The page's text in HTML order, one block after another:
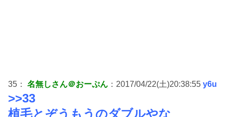
35： 名無しさん＠おーぷん ：2017/04/22(土)20:38:55 y6u
>>33
植毛とぞうもうのダブルやな